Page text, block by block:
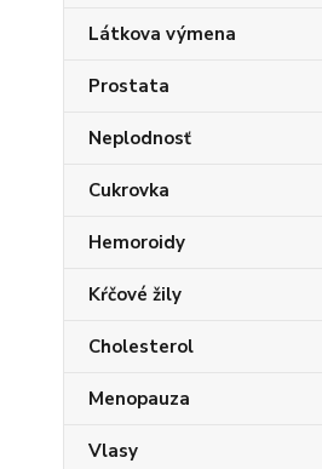
Látkova výmena
Prostata
Neplodnosť
Cukrovka
Hemoroidy
Kŕčové žily
Cholesterol
Menopauza
Vlasy